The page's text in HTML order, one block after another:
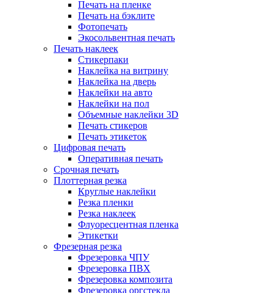
Печать на пленке
Печать на бэклите
Фотопечать
Экосольвентная печать
Печать наклеек
Стикерпаки
Наклейка на витрину
Наклейка на дверь
Наклейки на авто
Наклейки на пол
Объемные наклейки 3D
Печать стикеров
Печать этикеток
Цифровая печать
Оперативная печать
Срочная печать
Плоттерная резка
Круглые наклейки
Резка пленки
Резка наклеек
Флуоресцентная пленка
Этикетки
Фрезерная резка
Фрезеровка ЧПУ
Фрезеровка ПВХ
Фрезеровка композита
Фрезеровка оргстекла